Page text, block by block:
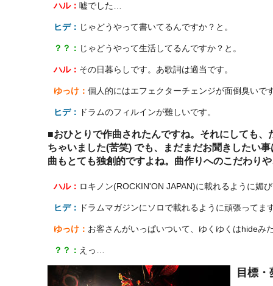
ハル： 嘘でした…
ヒデ： じゃどうやって書いてるんですか？と。
？？： じゃどうやって生活してるんですか？と。
ハル： その日暮らしです。あ歌詞は適当です。
ゆっけ： 個人的にはエフェクターチェンジが面倒臭いで
ヒデ： ドラムのフィルインが難しいです。
■おひとりで作曲されたんですね。それにしても
ちゃいました(苦笑) でも、まだまだお聞きしたい
曲もとても独創的ですよね。曲作りへのこだわり
ハル： ロキノン(ROCKIN'ON JAPAN)に載れるように媚
ヒデ： ドラムマガジンにソロで載れるように頑張ってま
ゆっけ： お客さんがいっぱいついて、ゆくゆくはhideみ
？？： えっ…
目標